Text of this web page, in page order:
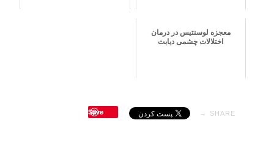
معجزه لوسنتیس در درمان
اختلالات چشمی دیابت
SHARE →
Save